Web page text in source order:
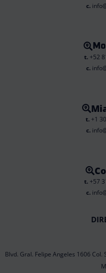
c.
t.+52
c.
t. +1
c.
t.+57
c.
Blvd. Gral. Felipe Angeles 1606 Col.